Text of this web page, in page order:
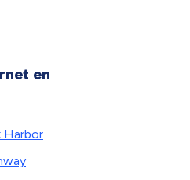
en
Harbor